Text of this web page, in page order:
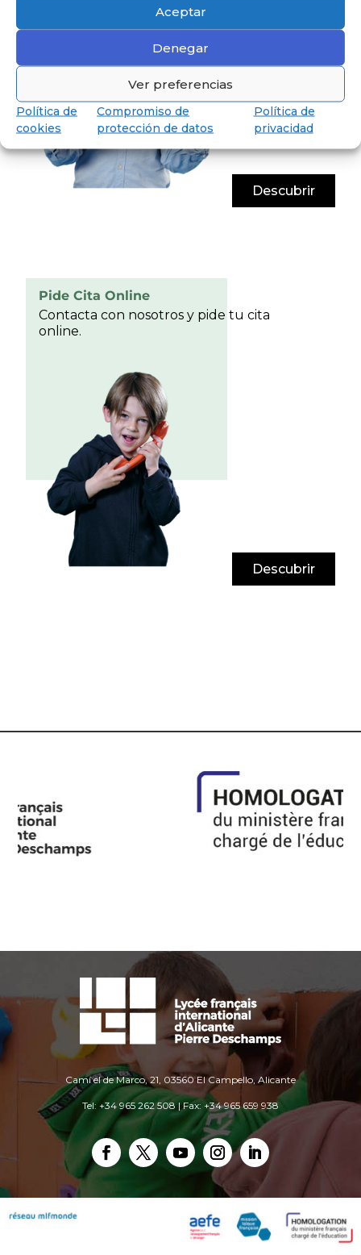
Aceptar
Denegar
Ver preferencias
Política de
cookies
Compromiso de
protección de datos
Política de
privacidad
Descubrir
Pide Cita Online
Contacta con nosotros y pide tu cita
online.
Descubrir
Camí el de Marco, 21, 03560 El Campello, Alicante
Tel: +34 965 262 508 | Fax: +34 965 659 938